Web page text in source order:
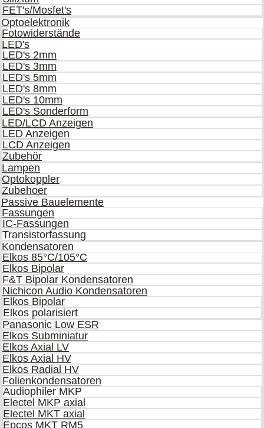
FET's/Mosfet's
Optoelektronik
Fotowiderstände
LED's
LED's 2mm
LED's 3mm
LED's 5mm
LED's 8mm
LED's 10mm
LED's Sonderform
LED/LCD Anzeigen
LED Anzeigen
LCD Anzeigen
Zubehör
Lampen
Optokoppler
Zubehoer
Passive Bauelemente
Fassungen
IC-Fassungen
Transistorfassung
Kondensatoren
Elkos 85°C/105°C
Elkos Bipolar
F&T Bipolar Kondensatoren
Nichicon Audio Kondensatoren
Elkos Bipolar
Elkos polarisiert
Panasonic Low ESR
Elkos Subminiatur
Elkos Axial LV
Elkos Axial HV
Elkos Radial HV
Folienkondensatoren
Audiophiler MKP
Electel MKP axial
Electel MKT axial
Epcos MKT RM5